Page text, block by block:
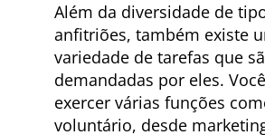
Além da diversidade de
anfitriões, também existe
variedade de tarefas que
demandadas por eles.
exercer várias funções
voluntário, desde